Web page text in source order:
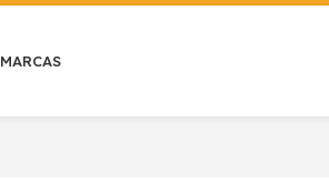
MARCAS